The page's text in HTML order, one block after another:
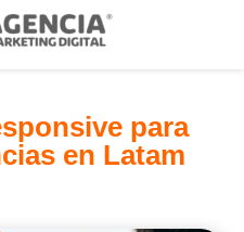
para
en Latam